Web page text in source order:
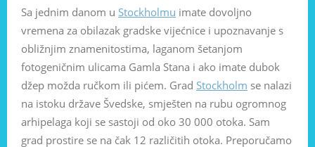
Sa jednim danom u Stockholmu imate dovoljno
vremena za obilazak gradske vijećnice i upoznavanje s
obližnjim znamenitostima, laganom šetanjom
fotogeničnim ulicama Gamla Stana i ako imate dubok
džep možda ručkom ili pićem. Grad Stockholm se nalazi
na istoku države Švedske, smješten na rubu ogromnog
arhipelaga koji se sastoji od oko 30 000 otoka. Sam
grad prostire se na čak 12 različitih otoka. Preporučamo